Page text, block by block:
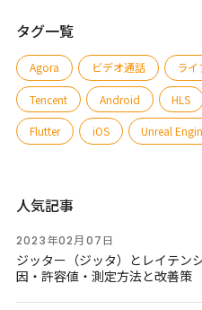
タグ一覧
Agora ビデオ通話 ラ
Tencent Android HLS
Flutter iOS Unreal
人気記事
2023年02月07日
ジッター（ジッタ）とレイテン
因・許容値・測定方法と改善策